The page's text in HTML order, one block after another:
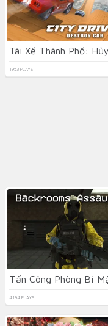
1953 PLAYS
Tấn Công Phòng Bí
4194 PLAYS